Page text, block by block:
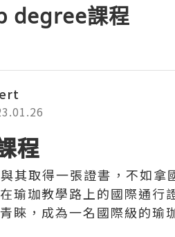
degree課程
程
其取得一張證書，不如
瑜珈教學路上的國際通行
睞，成為一名國際級的瑜